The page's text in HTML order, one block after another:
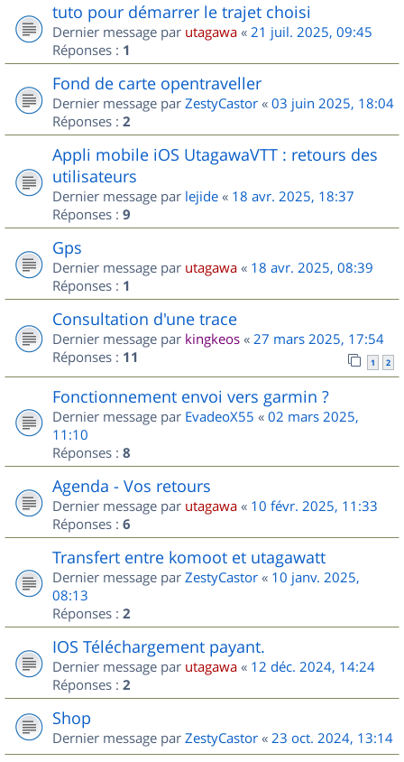
tuto pour démarrer le trajet choisi
Dernier message par utagawa « 21 juil. 2025, 09:45
Réponses : 1
Fond de carte opentraveller
Dernier message par ZestyCastor « 03 juin 2025, 18:04
Réponses : 2
Appli mobile iOS UtagawaVTT : retours des
utilisateurs
Dernier message par lejide « 18 avr. 2025, 18:37
Réponses : 9
Gps
Dernier message par utagawa « 18 avr. 2025, 08:39
Réponses : 1
Consultation d'une trace
Dernier message par kingkeos « 27 mars 2025, 17:54
Réponses : 11 1 2
Fonctionnement envoi vers garmin ?
Dernier message par EvadeoX55 « 02 mars 2025,
11:10
Réponses : 8
Agenda - Vos retours
Dernier message par utagawa « 10 févr. 2025, 11:33
Réponses : 6
Transfert entre komoot et utagawatt
Dernier message par ZestyCastor « 10 janv. 2025,
08:13
Réponses : 2
IOS Téléchargement payant.
Dernier message par utagawa « 12 déc. 2024, 14:24
Réponses : 2
Shop
Dernier message par ZestyCastor « 23 oct. 2024, 13:14